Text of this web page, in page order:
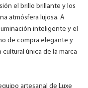
el brillo brillante y los
atmósfera lujosa. A
inteligente y el
de compra elegante y
única de la marca
artesanal de Luxe